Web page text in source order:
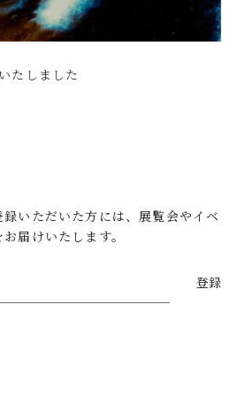
たしました
いただいた方には、展覧会やイベ
届けいたします。
登録